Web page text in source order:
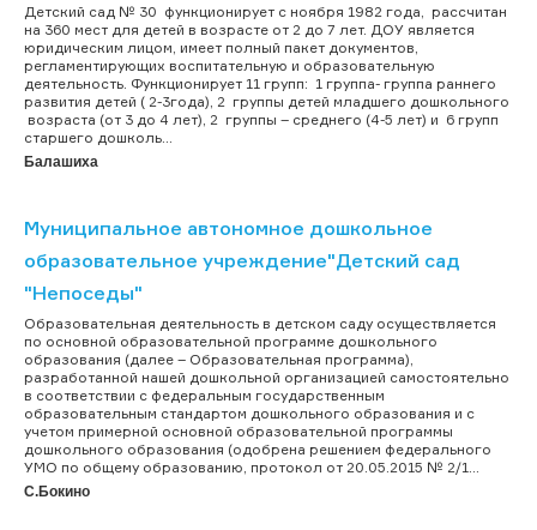
Детский сад № 30 функционирует с ноября 1982 года, рассчитан
на 360 мест для детей в возрасте от 2 до 7 лет. ДОУ является
юридическим лицом, имеет полный пакет документов,
регламентирующих воспитательную и образовательную
деятельность. Функционирует 11 групп: 1 группа- группа раннего
развития детей ( 2-3года), 2 группы детей младшего дошкольного
возраста (от 3 до 4 лет), 2 группы – среднего (4-5 лет) и 6 групп
старшего дошколь...
Балашиха
Муниципальное автономное дошкольное
образовательное учреждение"Детский сад
"Непоседы"
Образовательная деятельность в детском саду осуществляется
по основной образовательной программе дошкольного
образования (далее – Образовательная программа),
разработанной нашей дошкольной организацией самостоятельно
в соответствии с федеральным государственным
образовательным стандартом дошкольного образования и с
учетом примерной основной образовательной программы
дошкольного образования (одобрена решением федерального
УМО по общему образованию, протокол от 20.05.2015 № 2/1...
С.Бокино